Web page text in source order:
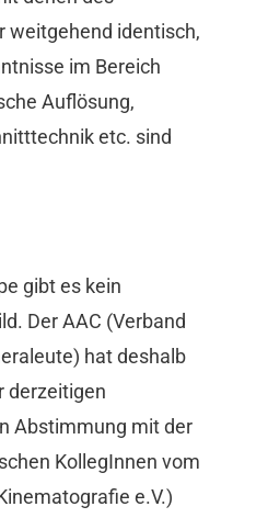
weitgehend identisch,
im Bereich
Auflösung,
etc. sind
gibt es kein
Der AAC (Verband
hat deshalb
derzeitigen
Abstimmung mit der
KollegInnen vom
e.V.)